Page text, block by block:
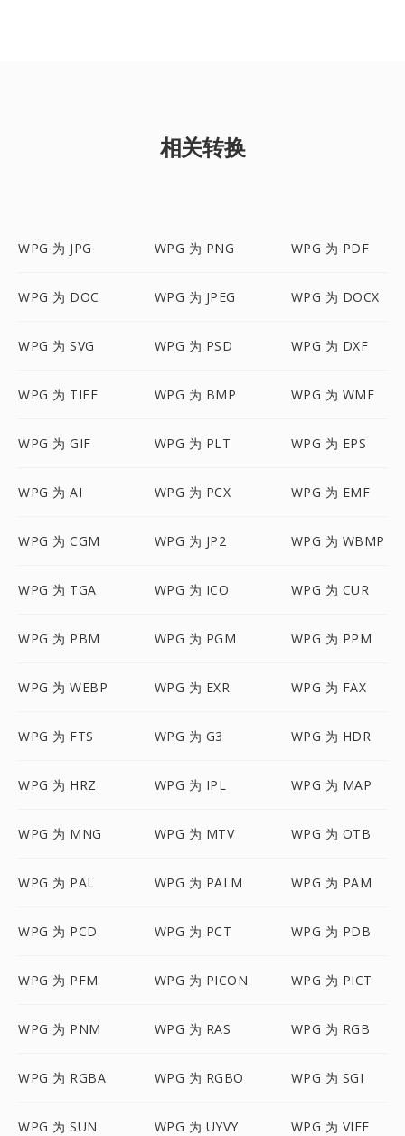
相关转换
WPG 为 JPG WPG 为 PNG WPG 为 PDF
WPG 为 DOC WPG 为 JPEG WPG 为 DOCX
WPG 为 SVG WPG 为 PSD WPG 为 DXF
WPG 为 TIFF WPG 为 BMP WPG 为 WMF
WPG 为 GIF WPG 为 PLT WPG 为 EPS
WPG 为 AI WPG 为 PCX WPG 为 EMF
WPG 为 CGM WPG 为 JP2 WPG 为 WBMP
WPG 为 TGA WPG 为 ICO WPG 为 CUR
WPG 为 PBM WPG 为 PGM WPG 为 PPM
WPG 为 WEBP WPG 为 EXR WPG 为 FAX
WPG 为 FTS WPG 为 G3 WPG 为 HDR
WPG 为 HRZ WPG 为 IPL WPG 为 MAP
WPG 为 MNG WPG 为 MTV WPG 为 OTB
WPG 为 PAL WPG 为 PALM WPG 为 PAM
WPG 为 PCD WPG 为 PCT WPG 为 PDB
WPG 为 PFM WPG 为 PICON WPG 为 PICT
WPG 为 PNM WPG 为 RAS WPG 为 RGB
WPG 为 RGBA WPG 为 RGBO WPG 为 SGI
WPG 为 SUN WPG 为 UYVY WPG 为 VIFF